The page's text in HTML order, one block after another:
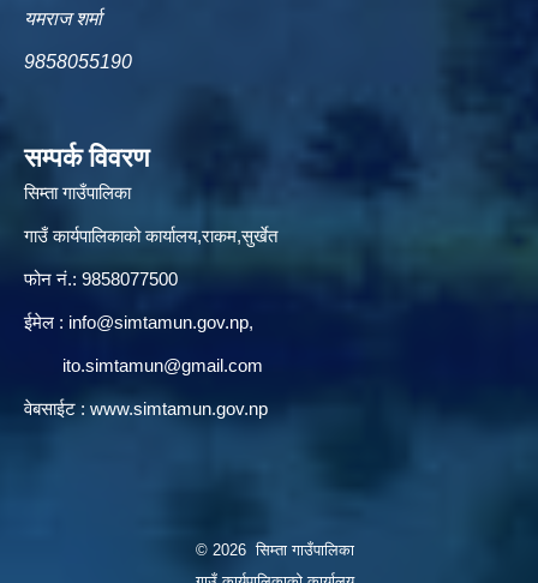
यमराज शर्मा
9858055190
सम्पर्क विवरण
सिम्ता गाउँपालिका
गाउँ कार्यपालिकाको कार्यालय,राकम,सुर्खेत
फोन नं.: 9858077500
ईमेल‌ : info@simtamun.gov.np,
ito.simtamun@gmail.com
वेबसाईट : www.simtamun.gov.np
© 2026 सिम्ता गाउँपालिका